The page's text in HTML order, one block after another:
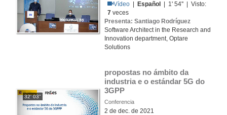
Vídeo
Español
| 1' 54'' | Visto:
7 veces
Presenta: Santiago Rodríguez
Software Architect in the Research and
Innovation department, Optare
Solutions
32' 03''
propostas no ámbito da
industria e o estándar 5G do
3GPP
Conferencia
2 de dec. de 2021